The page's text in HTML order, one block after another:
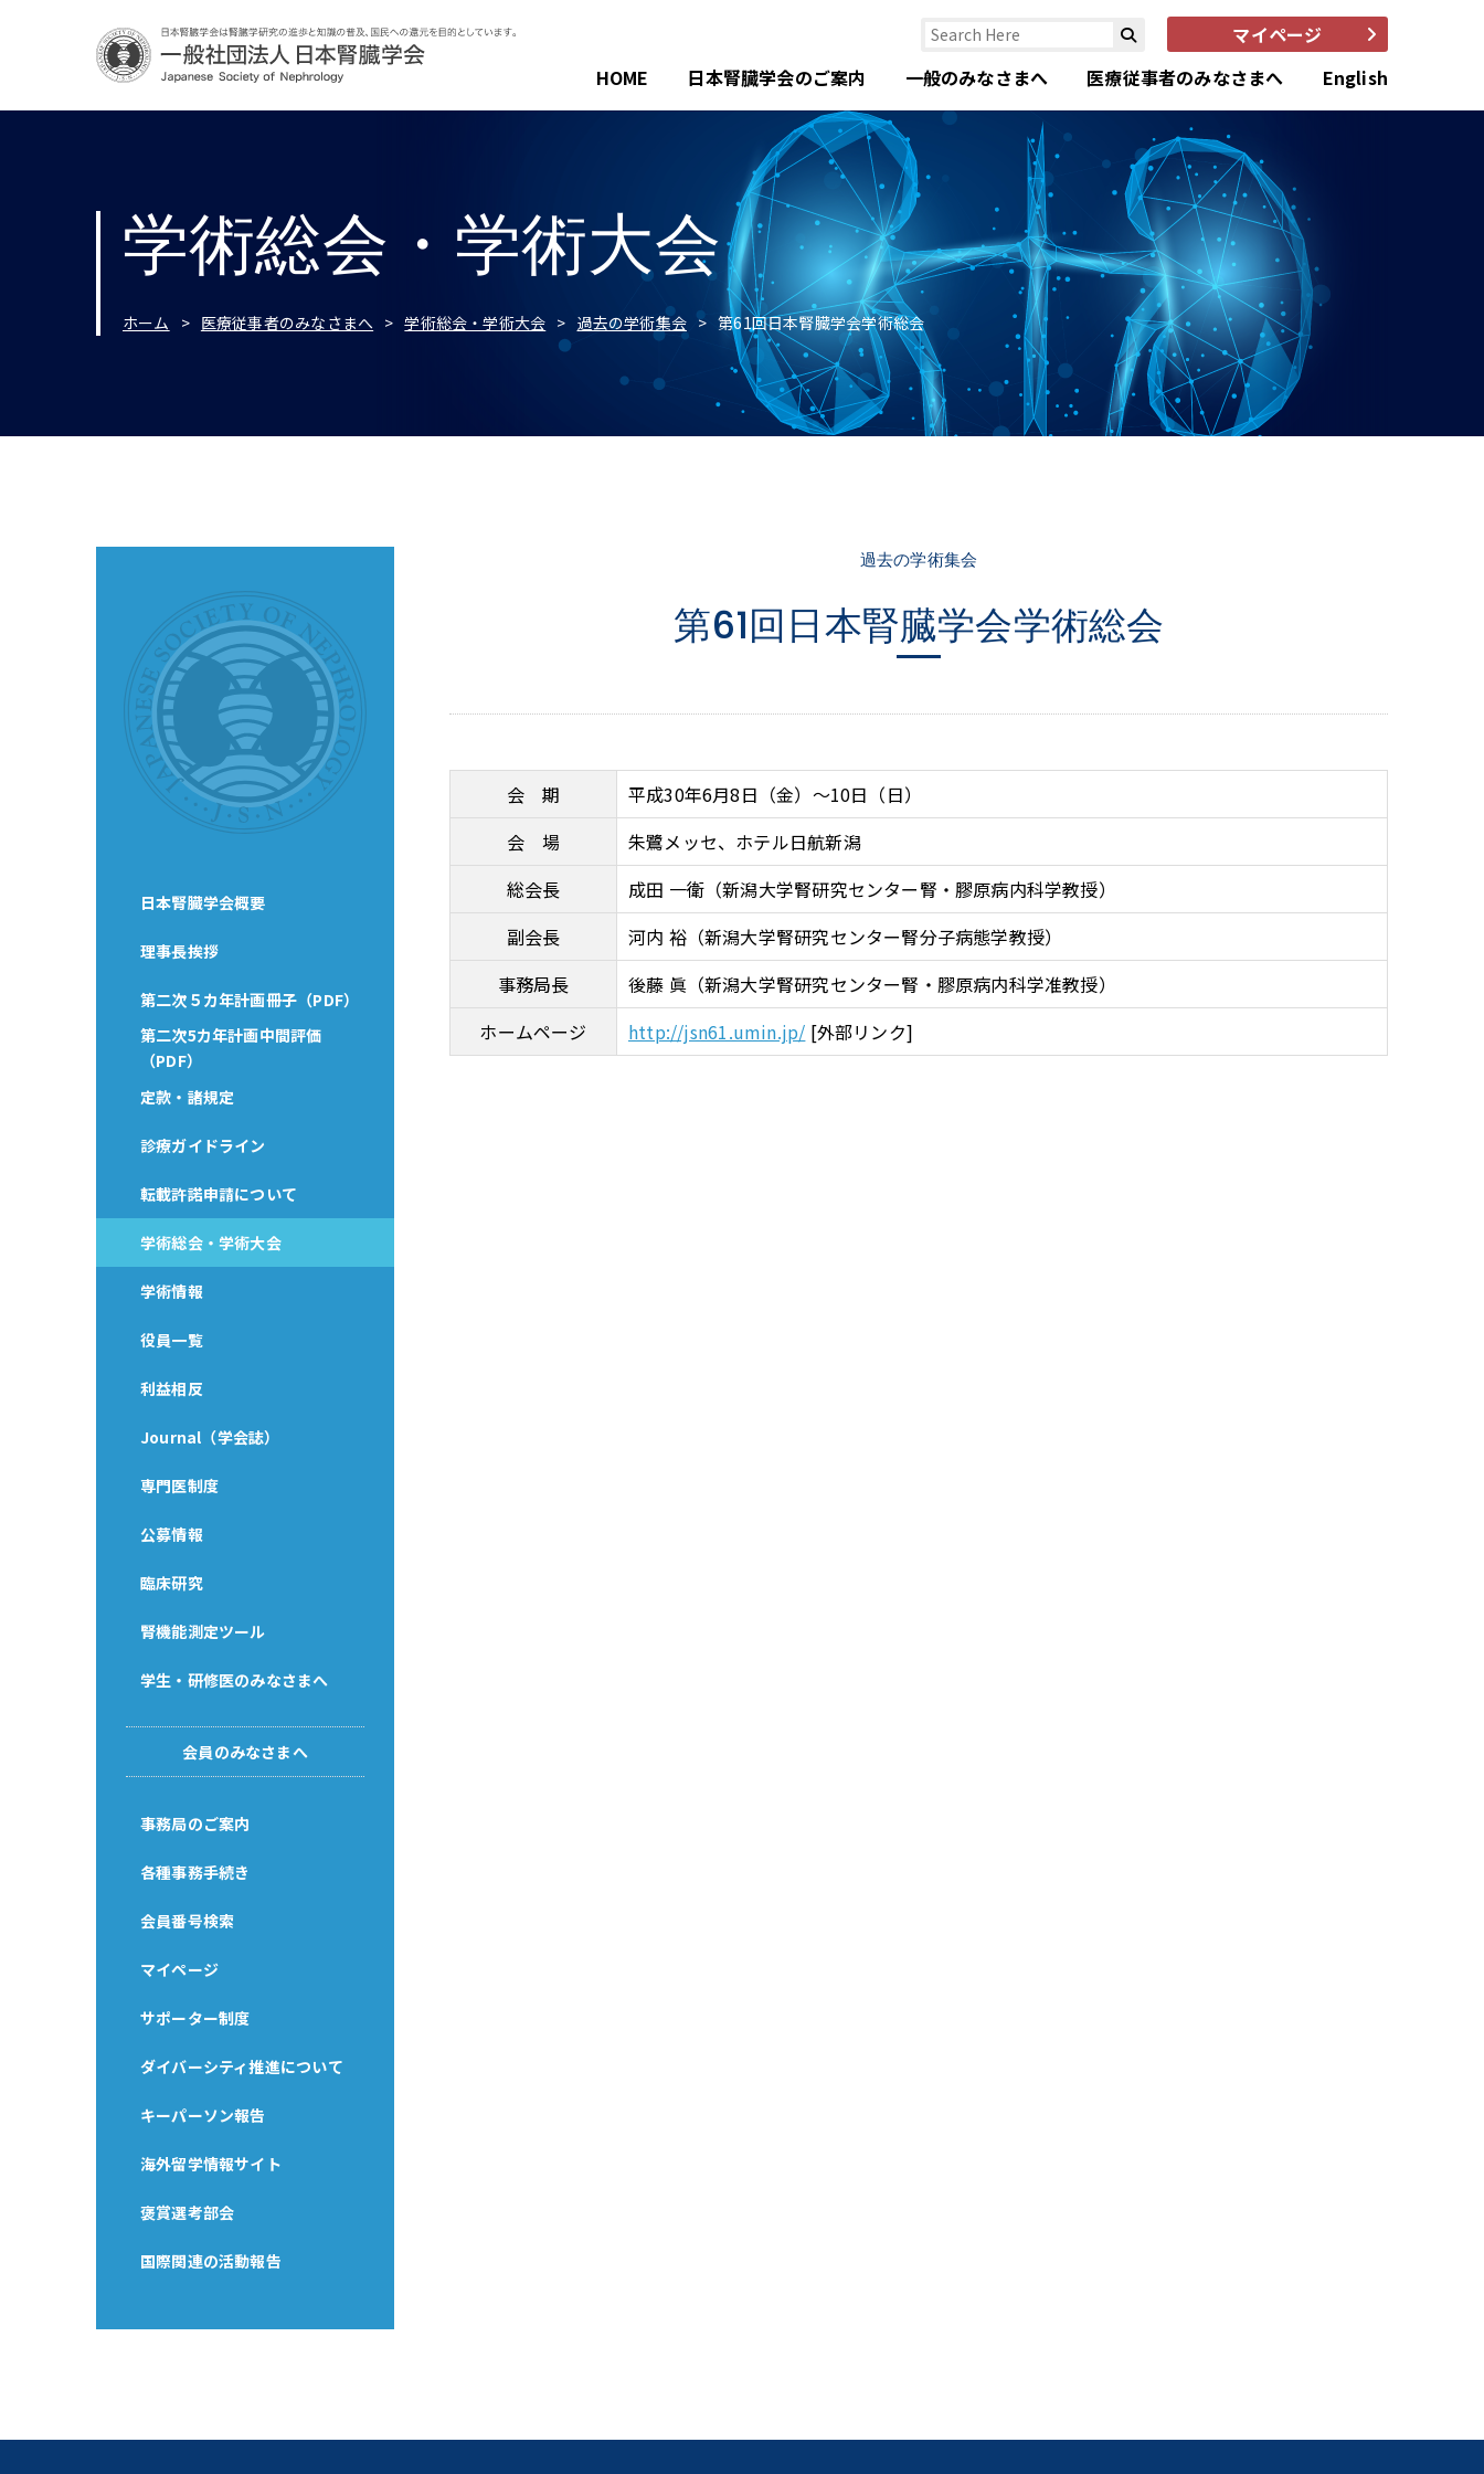
マイページ
HOME
日本腎臓学会のご案内 一般のみなさまへ 医療従事者のみなさまへ English
学術総会・学術大会
ホーム 医療従事者のみなさまへ 学術総会・学術大会 過去の学術集会 第61回日本腎臓学会学術総会
日本腎臓学会概要
理事長挨拶
第二次５カ年計画冊子（PDF）
第二次5カ年計画中間評価
（PDF）
定款・諸規定
診療ガイドライン
転載許諾申請について
学術総会・学術大会
学術情報
役員一覧
利益相反
Journal（学会誌）
専門医制度
公募情報
臨床研究
腎機能測定ツール
学生・研修医のみなさまへ
会員のみなさまへ
事務局のご案内
各種事務手続き
会員番号検索
マイページ
サポーター制度
ダイバーシティ推進について
キーパーソン報告
海外留学情報サイト
褒賞選考部会
国際関連の活動報告
過去の学術集会
第61回日本腎臓学会学術総会
会 期
平成30年6月8日（金）〜10日（日）
会 場
朱鷺メッセ、ホテル日航新潟
総会長
成田 一衛（新潟大学腎研究センター腎・膠原病内科学教授）
副会長
河内 裕（新潟大学腎研究センター腎分子病態学教授）
事務局長
後藤 眞（新潟大学腎研究センター腎・膠原病内科学准教授）
ホームページ
http://jsn61.umin.jp/ [外部リンク]